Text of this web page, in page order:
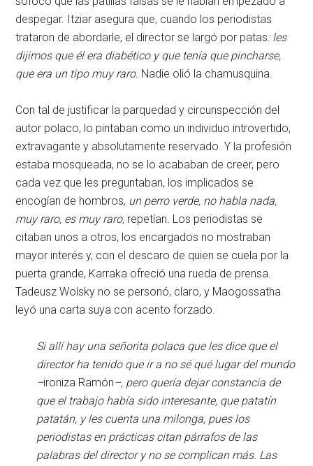
despegar. Itziar asegura que, cuando los periodistas
trataron de abordarle, el director se largó por patas: les
dijimos que él era diabético y que tenía que pincharse,
que era un tipo muy raro. Nadie olió la chamusquina.
Con tal de justificar la parquedad y circunspección del
autor polaco, lo pintaban como un individuo introvertido,
extravagante y absolutamente reservado. Y la profesión
estaba mosqueada, no se lo acababan de creer, pero
cada vez que les preguntaban, los implicados se
encogían de hombros, un perro verde, no habla nada,
muy raro, es muy raro, repetían. Los periodistas se
citaban unos a otros, los encargados no mostraban
mayor interés y, con el descaro de quien se cuela por la
puerta grande, Karraka ofreció una rueda de prensa.
Tadeusz Wolsky no se personó, claro, y Maogossatha
leyó una carta suya con acento forzado.
Si allí hay una señorita polaca que les dice que el
director ha tenido que ir a no sé qué lugar del mundo
–ironiza Ramón–, pero quería dejar constancia de
que el trabajo había sido interesante, que patatín
patatán, y les cuenta una milonga, pues los
periodistas en prácticas citan párrafos de las
palabras del director y no se complican más. Las